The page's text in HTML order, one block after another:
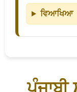
ਵਿਆਖਿਆ
ਪੰਜਾਬੀ